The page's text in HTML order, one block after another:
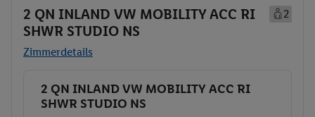
2 QN INLAND VW MOBILITY ACC RI
SHWR STUDIO NS
2
Zimmerdetails
Buchen
2 QN INLAND VW MOBILITY ACC RI
SHWR STUDIO NS